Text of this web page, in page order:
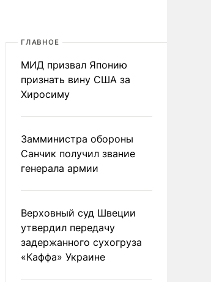
ГЛАВНОЕ
МИД призвал Японию
признать вину США за
Хиросиму
Замминистра обороны
Санчик получил звание
генерала армии
Верховный суд Швеции
утвердил передачу
задержанного сухогруза
«Каффа» Украине